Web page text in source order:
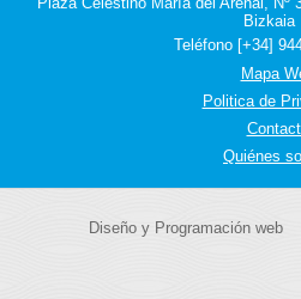
Bizkaia
Teléfono [+34]
Mapa
Politica de
Quiénes
Diseño y Programación web